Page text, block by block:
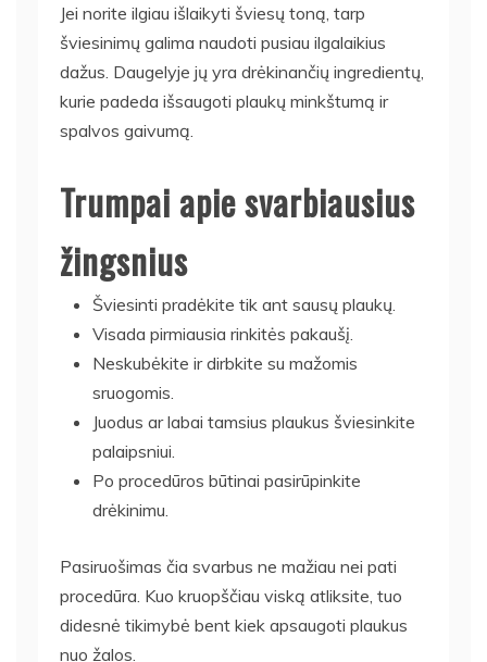
Jei norite ilgiau išlaikyti šviesų toną, tarp
šviesinimų galima naudoti pusiau ilgalaikius
dažus. Daugelyje jų yra drėkinančių ingredientų,
kurie padeda išsaugoti plaukų minkštumą ir
spalvos gaivumą.
Trumpai apie svarbiausius
žingsnius
Šviesinti pradėkite tik ant sausų plaukų.
Visada pirmiausia rinkitės pakaušį.
Neskubėkite ir dirbkite su mažomis
sruogomis.
Juodus ar labai tamsius plaukus šviesinkite
palaipsniui.
Po procedūros būtinai pasirūpinkite
drėkinimu.
Pasiruošimas čia svarbus ne mažiau nei pati
procedūra. Kuo kruopščiau viską atliksite, tuo
didesnė tikimybė bent kiek apsaugoti plaukus
nuo žalos.